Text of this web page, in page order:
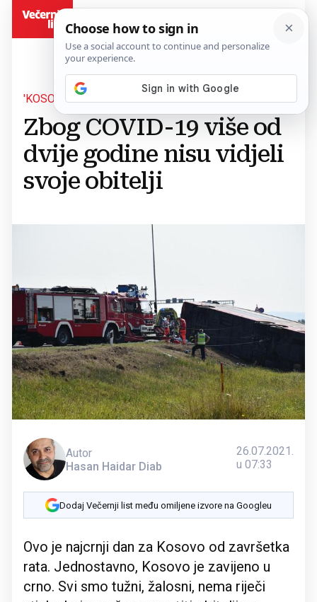
'KOSOVO JE ZAVIJENO U CRNO'
Zbog COVID-19 više od
dvije godine nisu vidjeli
svoje obitelji
Autor
Hasan Haidar Diab
26.07.2021.
u 07:33
Dodaj Večernji list među omiljene izvore na Googleu
Ovo je najcrnji dan za Kosovo od završetka
rata. Jednostavno, Kosovo je zavijeno u
crno. Svi smo tužni, žalosni, nema riječi